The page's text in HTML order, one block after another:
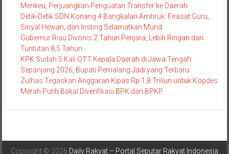
Menkeu, Perjuangkan Penguatan Transfer ke Daerah
Detik-Detik SDN Konang 4 Bangkalan Ambruk: Firasat Guru,
Sinyal Hewan, dan Insting Selamatkan Murid
Gubernur Riau Divonis 2 Tahun Penjara, Lebih Ringan dari
Tuntutan 8,5 Tahun
KPK Sudah 5 Kali OTT Kepala Daerah di Jawa Tengah
Sepanjang 2026, Bupati Pemalang Jadi yang Terbaru
Zulhas Tegaskan Anggaran Kipas Rp 1,8 Triliun untuk Kopdes
Merah Putih Bakal Diverifikasi BPK dan BPKP
Copyright © 2026 Daily Rakyat – Portal Seputar Rakyat Indonesia